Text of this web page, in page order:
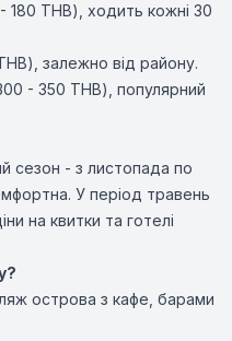
180 THB), ходить кожні 30
залежно від району.
- 350 THB), популярний
сезон - з листопада по
У період травень
на квитки та готелі
острова з кафе, барами